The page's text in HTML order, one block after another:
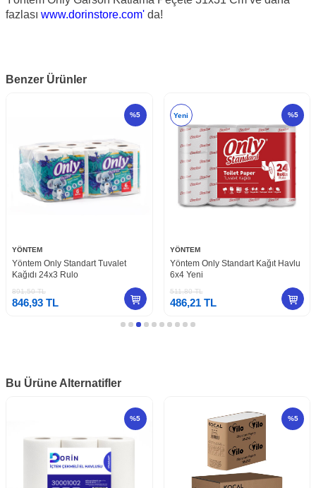
fazlası www.dorinstore.com' da!
Benzer Ürünler
%5
YÖNTEM
Yöntem Only Standart Tuvalet
Kağıdı 24x3 Rulo
891,50TL
846,93 TL
%5
Yeni
YÖNTEM
Yöntem Only Standart Kağıt Havlu
6x4 Yeni
511,80TL
486,21TL
Bu Ürüne Alternatifler
%5 %5